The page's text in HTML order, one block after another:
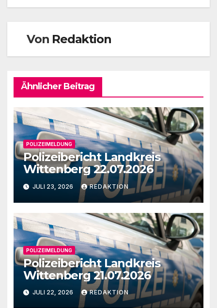
Von Redaktion
Ähnlicher Beitrag
POLIZEIMELDUNG
Polizeibericht Landkreis
Wittenberg 22.07.2026
JULI 23, 2026 REDAKTION
POLIZEIMELDUNG
Polizeibericht Landkreis
Wittenberg 21.07.2026
JULI 22, 2026 REDAKTION